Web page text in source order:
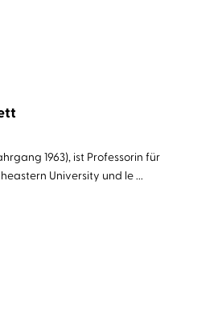
1963), ist Professorin für
University und le ...